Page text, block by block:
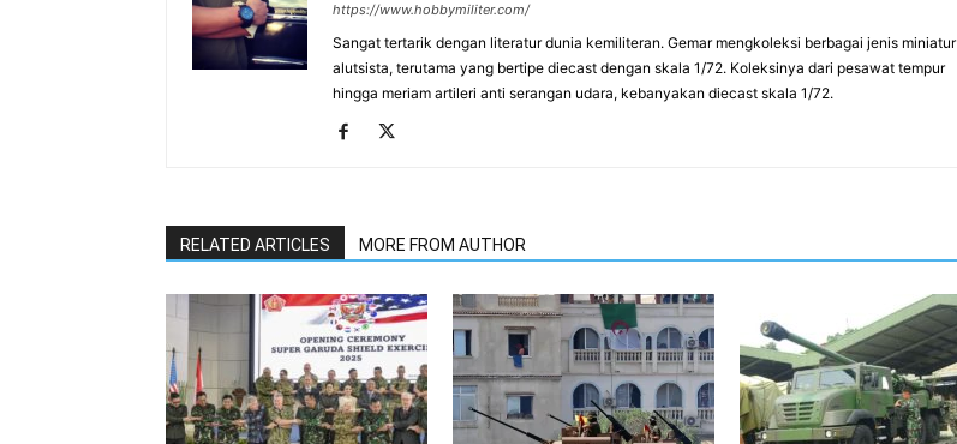
https://www.hobbymiliter.com/
Sangat tertarik dengan literatur dunia kemiliteran. Gemar mengkoleksi berbagai jenis miniatur
alutsista, terutama yang bertipe diecast dengan skala 1/72. Koleksinya dari pesawat tempur
hingga meriam artileri anti serangan udara, kebanyakan diecast skala 1/72.
RELATED ARTICLES MORE FROM AUTHOR